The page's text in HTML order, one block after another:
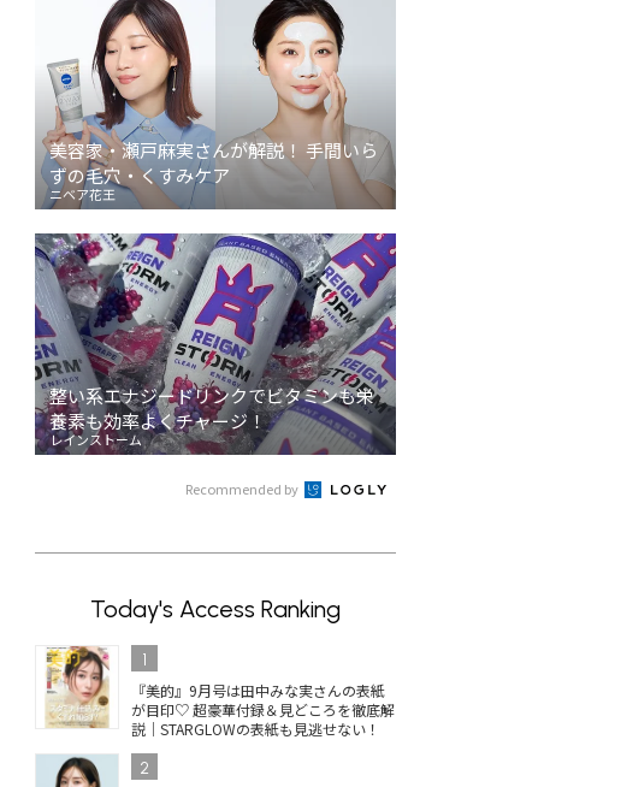
美容家・瀬戸麻実さんが解説！ 手間いら
ずの毛穴・くすみケア
ニベア花王
整い系エナジードリンクでビタミンも栄
養素も効率よくチャージ！
レインストーム
Recommended by
Today's Access Ranking
1
『美的』9月号は田中みな実さんの表紙
が目印♡ 超豪華付録＆見どころを徹底解
説｜STARGLOWの表紙も見逃せない！
2